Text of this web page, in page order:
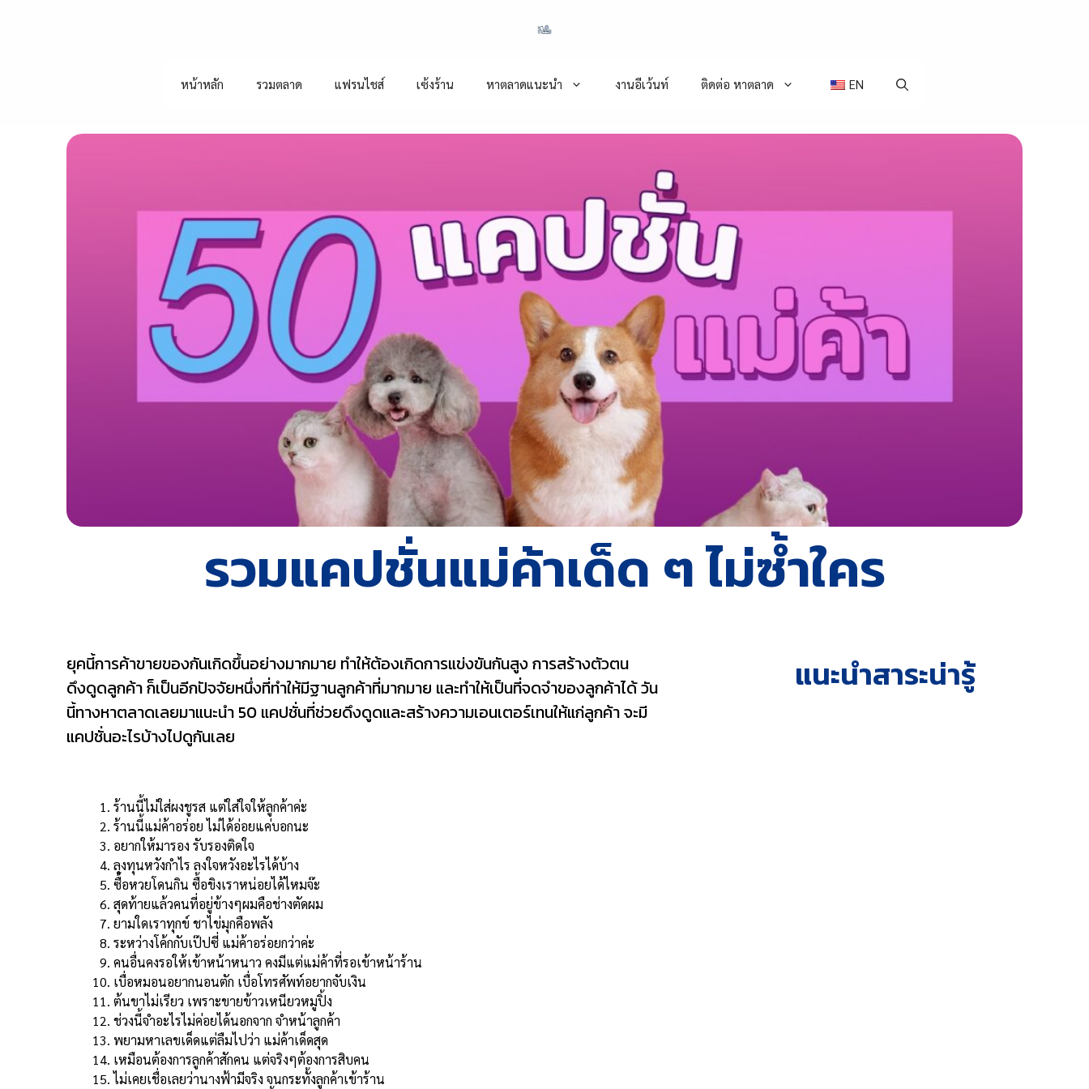
หน้าหลัก รวมตลาด แฟรนไชส์ เซ้งร้าน หาตลาดแนะนำ งานอีเว้นท์ ติดต่อ หาตลาด EN
รวมแคปชั่นแม่ค้าเด็ด ๆ ไม่ซ้ำใคร
ยุคนี้การค้าขายของกันเกิดขึ้นอย่างมากมาย ทำให้ต้องเกิดการแข่งขันกันสูง การสร้างตัวตน
ดึงดูดลูกค้า ก็เป็นอีกปัจจัยหนึ่งที่ทำให้มีฐานลูกค้าที่มากมาย และทำให้เป็นที่จดจำของลูกค้าได้ วัน
นี้ทางหาตลาดเลยมาแนะนำ 50 แคปชั่นที่ช่วยดึงดูดและสร้างความเอนเตอร์เทนให้แก่ลูกค้า จะมี
แคปชั่นอะไรบ้างไปดูกันเลย
ร้านนี้ไม่ใส่ผงชูรส แต่ใส่ใจให้ลูกค้าค่ะ
ร้านนี้แม่ค้าอร่อย ไม่ได้อ่อยแค่บอกนะ
อยากให้มารอง รับรองติดใจ
ลุงทุนหวังกำไร ลงใจหวังอะไรได้บ้าง
ซื้อหวยโดนกิน ซื้อขิงเราหน่อยได้ไหมจ๊ะ
สุดท้ายแล้วคนที่อยู่ข้างๆผมคือช่างตัดผม
ยามใดเราทุกข์ ชาไข่มุกคือพลัง
ระหว่างโค้กกับเป๊ปซี่ แม่ค้าอร่อยกว่าค่ะ
คนอื่นคงรอให้เข้าหน้าหนาว คงมีแต่แม่ค้าที่รอเข้าหน้าร้าน
เบื่อหมอนอยากนอนตัก เบื่อโทรศัพท์อยากจับเงิน
ต้นขาไม่เรียว เพราะขายข้าวเหนียวหมูปิ้ง
ช่วงนี้จำอะไรไม่ค่อยได้นอกจาก จำหน้าลูกค้า
พยามหาเลขเด็ดแต่ลืมไปว่า แม่ค้าเด็ดสุด
เหมือนต้องการลูกค้าสักคน แต่จริงๆต้องการสิบคน
ไม่เคยเชื่อเลยว่านางฟ้ามีจริง จนกระทั้งลูกค้าเข้าร้าน
แนะนำสาระน่ารู้